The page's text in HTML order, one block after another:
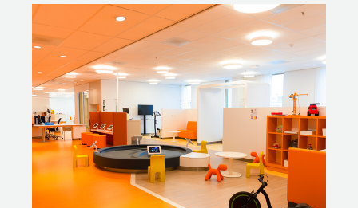
voelen. Als een kind kanker krijgt, staat de wereld stil.
Alles staat in het teken van beter worden; het laten
doorgaan van het gezinsleven is daarbij heel belangrijk.
Bij de plannen voor het nieuwe interieur zijn dan ook,
naast medewerkers van het Prinses Máxima Centrum,
de ouders en kinderen zélf nauw betrokken geweest.
VAN INTERIEURCONCEPT NAAR
CONCRETE INRICHTING
Op basis van het inrichtingsplan van MMEK werd een